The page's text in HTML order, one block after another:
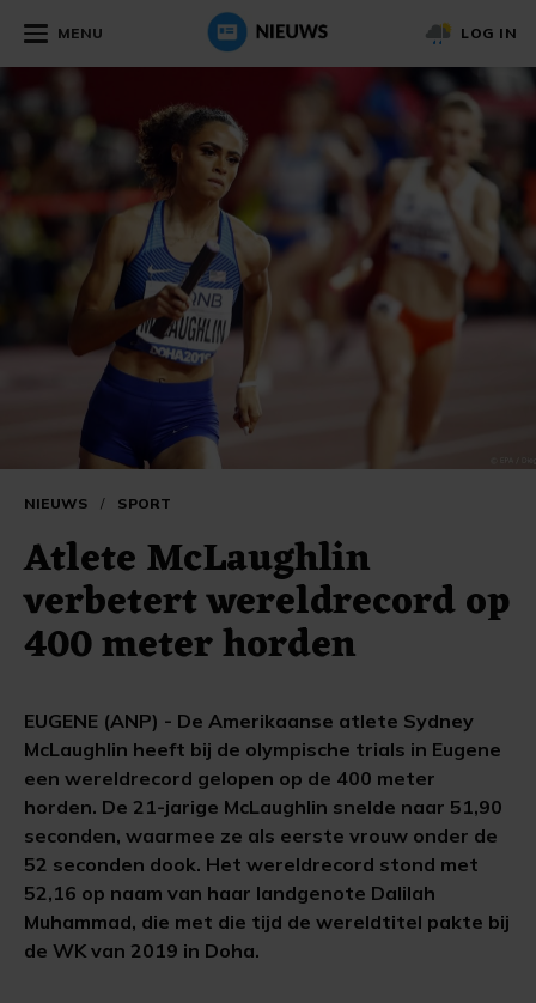
MENU LOG IN
NIEUWS / SPORT
Atlete McLaughlin
verbetert wereldrecord op
400 meter horden
EUGENE (ANP) - De Amerikaanse atlete Sydney
McLaughlin heeft bij de olympische trials in Eugene
een wereldrecord gelopen op de 400 meter
horden. De 21-jarige McLaughlin snelde naar 51,90
seconden, waarmee ze als eerste vrouw onder de
52 seconden dook. Het wereldrecord stond met
52,16 op naam van haar landgenote Dalilah
Muhammad, die met die tijd de wereldtitel pakte bij
de WK van 2019 in Doha.